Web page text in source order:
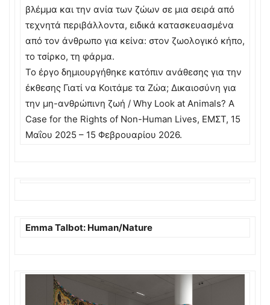
βλέμμα και την ανία των ζώων σε μια σειρά από
τεχνητά περιβάλλοντα, ειδικά κατασκευασμένα
από τον άνθρωπο για κείνα: στον ζωολογικό κήπο,
το τσίρκο, τη φάρμα.
Το έργο δημιουργήθηκε κατόπιν ανάθεσης για την
έκθεσης Γιατί να Κοιτάμε τα Ζώα; Δικαιοσύνη για
την μη-ανθρώπινη ζωή / Why Look at Animals? A
Case for the Rights of Non-Human Lives, ΕΜΣΤ, 15
Μαΐου 2025 – 15 Φεβρουαρίου 2026.
Emma Talbot: Human/Nature